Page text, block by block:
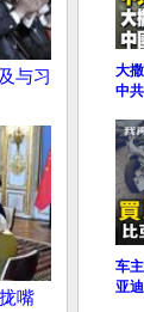
与习
嘴
大
中
车
亚